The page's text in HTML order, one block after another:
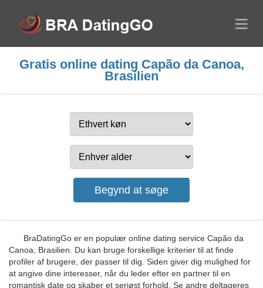
Gratis online dating Capão da Canoa,
Brasilien
BraDatingGo er en populær online dating service Capão da
Canoa, Brasilien. Du kan bruge forskellige kriterier til at finde
profiler af brugere, der passer til dig. Siden giver dig mulighed for
at angive dine interesser, når du leder efter en partner til en
romantisk date og skaber et seriøst forhold. Se andre deltageres